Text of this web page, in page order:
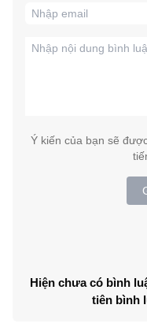
Ý kiến của bạn sẽ
Hiện chưa có bình
tiên bình